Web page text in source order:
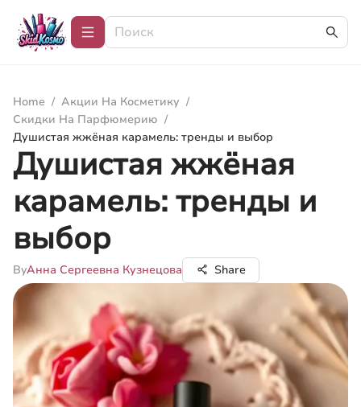
Home / Акции На Косметику /
Скидки На Парфюмерию /
Душистая жжёная карамель: тренды и выбор
Душистая жжёная
карамель: тренды и
выбор
ByАнна Сергеевна Кузнецова Share